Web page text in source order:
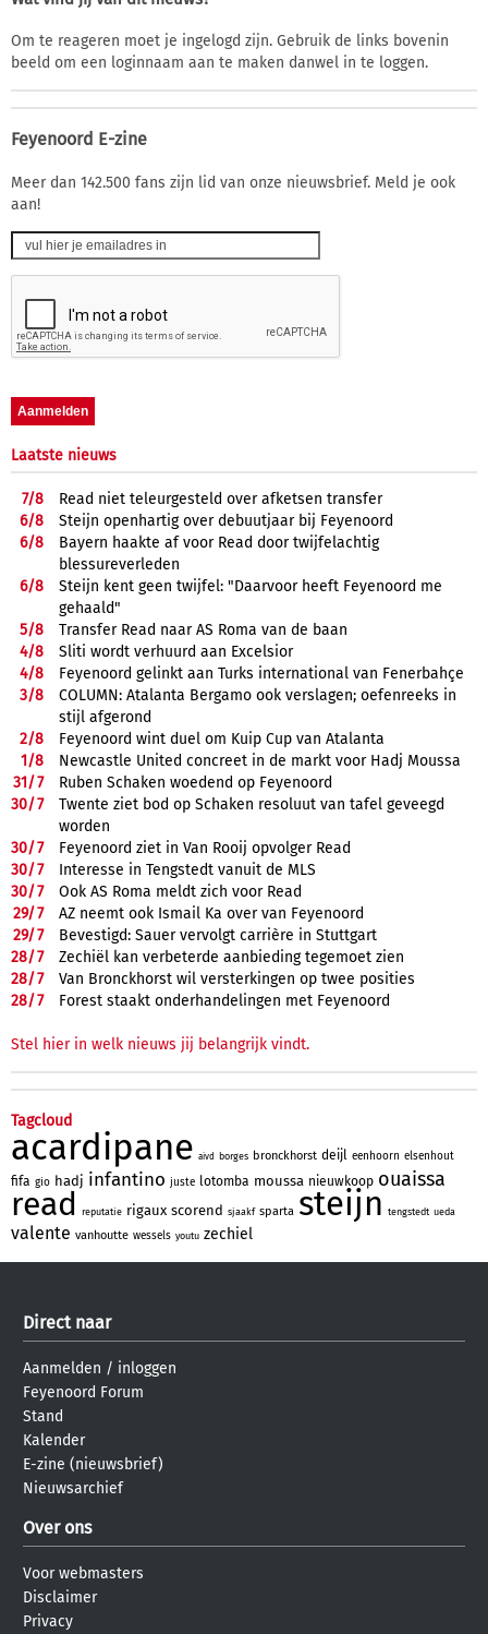
Om te reageren moet je ingelogd zijn. Gebruik de links bovenin
beeld om een loginnaam aan te maken danwel in te loggen.
Feyenoord E-zine
Meer dan 142.500 fans zijn lid van onze nieuwsbrief. Meld je ook
aan!
Laatste nieuws
7/8
Read niet teleurgesteld over afketsen transfer
6/8
Steijn openhartig over debuutjaar bij Feyenoord
6/8
Bayern haakte af voor Read door twijfelachtig
blessureverleden
6/8
Steijn kent geen twijfel: "Daarvoor heeft Feyenoord me
gehaald"
5/8
Transfer Read naar AS Roma van de baan
4/8
Sliti wordt verhuurd aan Excelsior
4/8
Feyenoord gelinkt aan Turks international van Fenerbahçe
3/8
COLUMN: Atalanta Bergamo ook verslagen; oefenreeks in
stijl afgerond
2/8
Feyenoord wint duel om Kuip Cup van Atalanta
1/8
Newcastle United concreet in de markt voor Hadj Moussa
31/7
Ruben Schaken woedend op Feyenoord
30/7
Twente ziet bod op Schaken resoluut van tafel geveegd
worden
30/7
Feyenoord ziet in Van Rooij opvolger Read
30/7
Interesse in Tengstedt vanuit de MLS
30/7
Ook AS Roma meldt zich voor Read
29/7
AZ neemt ook Ismail Ka over van Feyenoord
29/7
Bevestigd: Sauer vervolgt carrière in Stuttgart
28/7
Zechiël kan verbeterde aanbieding tegemoet zien
28/7
Van Bronckhorst wil versterkingen op twee posities
28/7 Forest staakt onderhandelingen met Feyenoord
Stel hier in welk nieuws jij belangrijk vindt.
Tagcloud
acardipane aivd borges bronckhorst deijl eenhoorn elsenhout
fifa gio hadj infantino juste lotomba moussa nieuwkoop ouaissa
read reputatie rigaux scorend sjaakf sparta steijn tengstedt ueda
valente vanhoutte wessels youtu zechiel
Direct naar
Aanmelden / inloggen
Feyenoord Forum
Stand
Kalender
E-zine (nieuwsbrief)
Nieuwsarchief
Over ons
Voor webmasters
Disclaimer
Privacy